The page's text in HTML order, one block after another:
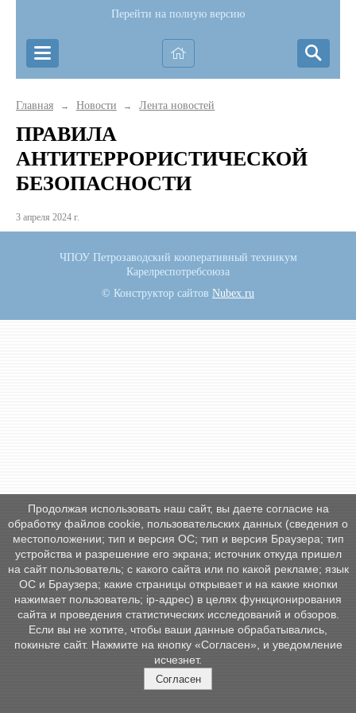
Перейти на полную версию
Главная → Новости → Лента новостей
ПРАВИЛА
АНТИТЕРРОРИСТИЧЕСКОЙ
БЕЗОПАСНОСТИ
3 апреля 2024 г.
ЧПОУ Петрозаводский кооперативный техникум
Карелреспотребсоюза
© Конструктор сайтов Nubex.ru
Продолжая использовать наш сайт, вы даете согласие на
обработку файлов cookie, пользовательских данных (сведения о
местоположении; тип и версия ОС; тип и версия Браузера; тип
устройства и разрешение его экрана; источник откуда пришел
на сайт пользователь; с какого сайта или по какой рекламе; язык
ОС и Браузера; какие страницы открывает и на какие кнопки
нажимает пользователь; ip-адрес) в целях функционирования
сайта и проведения статистических исследований и обзоров.
Если вы не хотите, чтобы ваши данные обрабатывались,
покиньте сайт. Нажмите на кнопку «Согласен», и уведомление
исчезнет.
Согласен